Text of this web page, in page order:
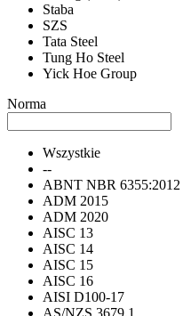
Staba
SZS
Tata Steel
Tung Ho Steel
Yick Hoe Group
Norma
Wszystkie
--
ABNT NBR 6355:2012
ADM 2015
ADM 2020
AISC 13
AISC 14
AISC 15
AISC 16
AISI D100-17
AS/NZS 3679.1